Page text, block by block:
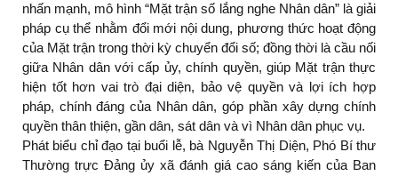
nhấn mạnh, mô hình “Mặt trận số lắng nghe Nhân dân” là giải
pháp cụ thể nhằm đổi mới nội dung, phương thức hoạt động
của Mặt trận trong thời kỳ chuyển đổi số; đồng thời là cầu nối
giữa Nhân dân với cấp ủy, chính quyền, giúp Mặt trận thực
hiện tốt hơn vai trò đại diện, bảo vệ quyền và lợi ích hợp
pháp, chính đáng của Nhân dân, góp phần xây dựng chính
quyền thân thiện, gần dân, sát dân và vì Nhân dân phục vụ.
Phát biểu chỉ đạo tại buổi lễ, bà Nguyễn Thị Diện, Phó Bí thư
Thường trực Đảng ủy xã đánh giá cao sáng kiến của Ban